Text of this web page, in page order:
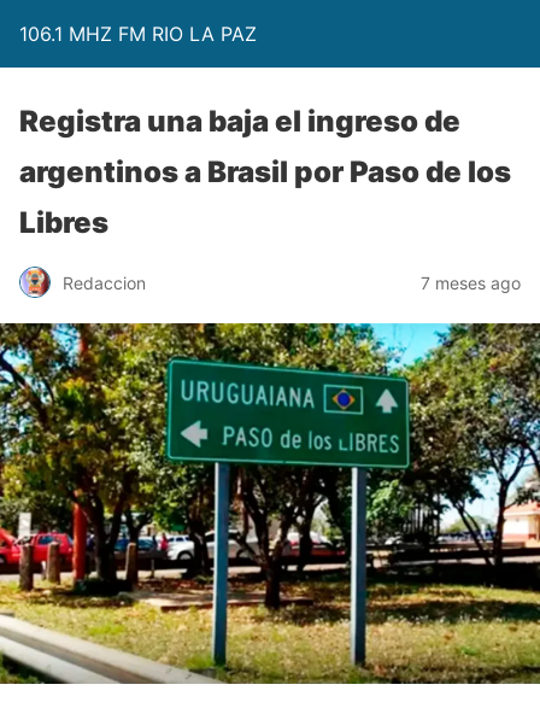
106.1 MHZ FM RIO LA PAZ
Registra una baja el ingreso de
argentinos a Brasil por Paso de los
Libres
Redaccion 7 meses ago